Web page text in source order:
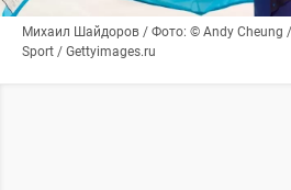
Михаил Шайдоров / Фото: © Andy Cheung
Sport / Gettyimages.ru